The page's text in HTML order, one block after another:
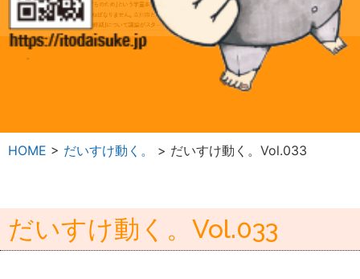
HOME > だいすけ動く。 > だいすけ動く。Vol.033
だいすけ動く。Vol.033